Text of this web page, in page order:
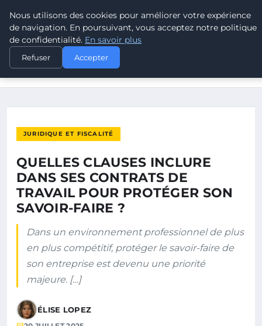
POUVOIR OUVRIER
ACCUEIL
QUELLES CLAUSES INCLURE DANS SES CONTRATS DE TRAVAIL
JURIDIQUE ET FISCALITÉ
QUELLES CLAUSES INCLURE
DANS SES CONTRATS DE
TRAVAIL POUR PROTÉGER SON
SAVOIR-FAIRE ?
Dans un environnement professionnel de plus
en plus compétitif, protéger le savoir-faire de
son entreprise est devenu une priorité
majeure. […]
ÉLISE LOPEZ
Nous utilisons des cookies pour améliorer votre expérience
de navigation. En poursuivant, vous acceptez notre politique
de confidentialité. En savoir plus
Refuser Accepter